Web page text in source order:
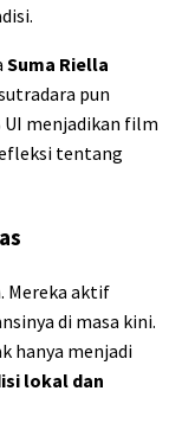
Suma Riella
pun
UI menjadikan film
tentang
Mereka aktif
di masa kini.
hanya menjadi
lokal dan